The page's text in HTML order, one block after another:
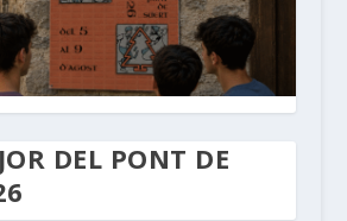
DEL PONT DE